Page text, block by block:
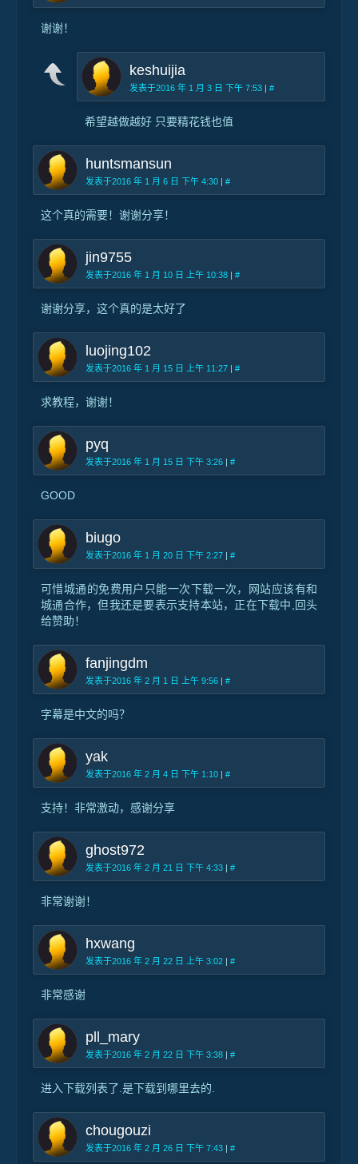
谢谢！
keshuijia
发表于2016 年 1 月 3 日 下午 7:53 | #
希望越做越好 只要精花钱也值
huntsmansun
发表于2016 年 1 月 6 日 下午 4:30 | #
这个真的需要！谢谢分享！
jin9755
发表于2016 年 1 月 10 日 上午 10:38 | #
谢谢分享，这个真的是太好了
luojing102
发表于2016 年 1 月 15 日 上午 11:27 | #
求教程，谢谢！
pyq
发表于2016 年 1 月 15 日 下午 3:26 | #
GOOD
biugo
发表于2016 年 1 月 20 日 下午 2:27 | #
可惜城通的免费用户只能一次下载一次，网站应该有和
城通合作，但我还是要表示支持本站，正在下载中,回头
给赞助！
fanjingdm
发表于2016 年 2 月 1 日 上午 9:56 | #
字幕是中文的吗？
yak
发表于2016 年 2 月 4 日 下午 1:10 | #
支持！非常激动，感谢分享
ghost972
发表于2016 年 2 月 21 日 下午 4:33 | #
非常谢谢！
hxwang
发表于2016 年 2 月 22 日 上午 3:02 | #
非常感谢
pll_mary
发表于2016 年 2 月 22 日 下午 3:38 | #
进入下载列表了.是下载到哪里去的.
chougouzi
发表于2016 年 2 月 26 日 下午 7:43 | #